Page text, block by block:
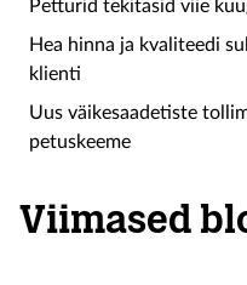
Petturid tekitasid viie
Hea hinna ja kvaliteedi
klienti
Uus väikesaadetiste
petuskeeme
Viimased